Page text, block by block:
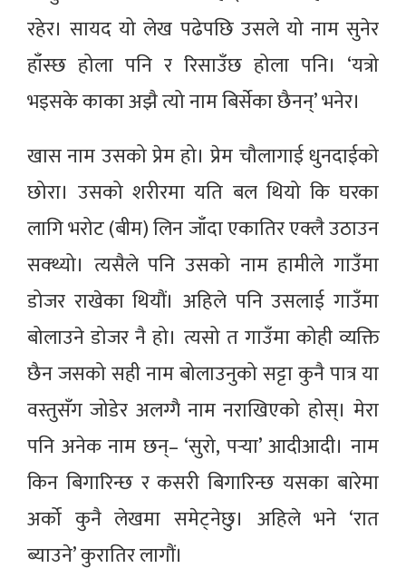
रहेर। सायद यो लेख पढेपछि उसले यो नाम सुनेर
हाँस्छ होला पनि र रिसाउँछ होला पनि। ‘यत्रो
भइसके काका अझै त्यो नाम बिर्सेका छैनन्’ भनेर।
खास नाम उसको प्रेम हो। प्रेम चौलागाई धुनदाईको
छोरा। उसको शरीरमा यति बल थियो कि घरका
लागि भरोट (बीम) लिन जाँदा एकातिर एक्लै उठाउन
सक्थ्यो। त्यसैले पनि उसको नाम हामीले गाउँमा
डोजर राखेका थियौं। अहिले पनि उसलाई गाउँमा
बोलाउने डोजर नै हो। त्यसो त गाउँमा कोही व्यक्ति
छैन जसको सही नाम बोलाउनुको सट्टा कुनै पात्र या
वस्तुसँग जोडेर अलग्गै नाम नराखिएको होस्। मेरा
पनि अनेक नाम छन्– ‘सुरो, पर्‍या’ आदीआदी। नाम
किन बिगारिन्छ र कसरी बिगारिन्छ यसका बारेमा
अर्को कुनै लेखमा समेट्नेछु। अहिले भने ‘रात
ब्याउने’ कुरातिर लागौं।